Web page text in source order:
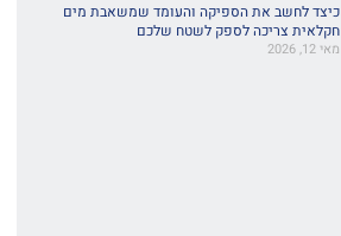
כיצד לחשב את הספיקה והעומד שמשאבת מים
חקלאית צריכה לספק לשטח שלכם
מאי 12, 2026